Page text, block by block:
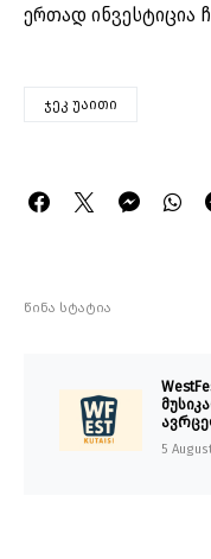
ერთად ინვესტიცია
ჯეკ უაითი
წინა სტატია
5